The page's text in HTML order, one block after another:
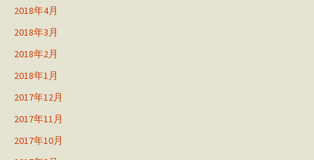
2018年4月
2018年3月
2018年2月
2018年1月
2017年12月
2017年11月
2017年10月